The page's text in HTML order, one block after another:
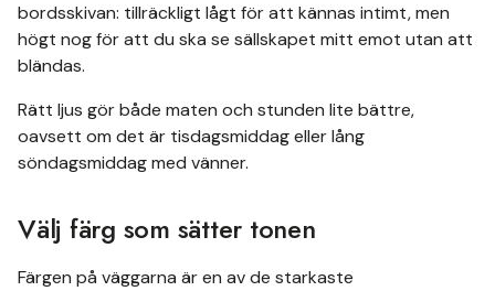
bordsskivan: tillräckligt lågt för att kännas intimt, men
högt nog för att du ska se sällskapet mitt emot utan att
bländas.
Rätt ljus gör både maten och stunden lite bättre,
oavsett om det är tisdagsmiddag eller lång
söndagsmiddag med vänner.
Välj färg som sätter tonen
Färgen på väggarna är en av de starkaste